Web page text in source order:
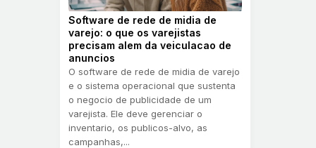
Software de rede de midia de
varejo: o que os varejistas
precisam alem da veiculacao de
anuncios
O software de rede de midia de varejo
e o sistema operacional que sustenta
o negocio de publicidade de um
varejista. Ele deve gerenciar o
inventario, os publicos-alvo, as
campanhas,...